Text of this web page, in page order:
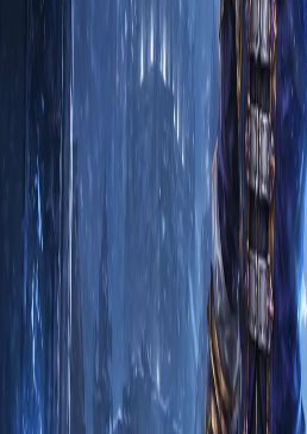
Чародей
Гайд на Чародея: Судья
1. Вступление Чародей Судья
класс, который использует
Лирея Светлый
2м
Чародей
Гайд на Чародея: Меч
Энергетический вихрь